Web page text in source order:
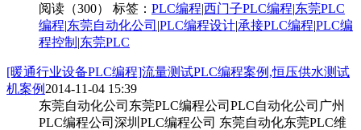
阅读（300） 标签： PLC编程|西门子PLC编程|东莞PLC
编程|东莞自动化公司 |PLC编程设计|承接PLC编程|PLC编
程控制 |东莞PLC
[暖通行业设备PLC编程]流量测试PLC编程案例,恒压供水测试
机案例 2014-11-04 15:39
东莞自动化公司东莞PLC编程公司PLC自动化公司广州
PLC编程公司深圳PLC编程公司 东莞自动化东莞PLC维